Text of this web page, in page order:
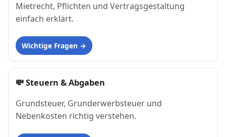
Mietrecht, Pflichten und Vertragsgestaltung
einfach erklärt.
Wichtige Fragen
💸Steuern & Abgaben
Grundsteuer, Grunderwerbsteuer und
Nebenkosten richtig verstehen.